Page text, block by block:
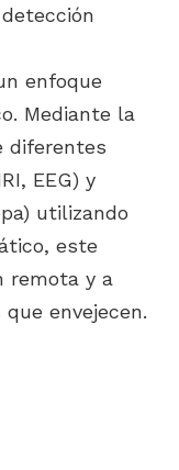
enfoque
Mediante la
diferentes
EEG) y
utilizando
este
remota y a
envejecen.